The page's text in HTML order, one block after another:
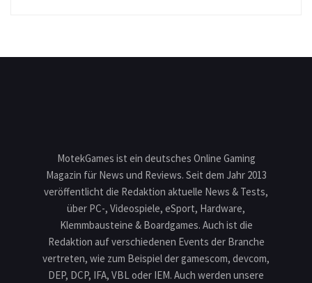
MotekGames ist ein deutsches Online Gaming
Magazin für News und Reviews. Seit dem Jahr 2013
veröffentlicht die Redaktion aktuelle News & Tests,
über PC-, Videospiele, eSport, Hardware,
Klemmbausteine & Boardgames. Auch ist die
Redaktion auf verschiedenen Events der Branche
vertreten, wie zum Beispiel der gamescom, devcom,
DEP, DCP, IFA, VBL oder IEM. Auch werden unsere